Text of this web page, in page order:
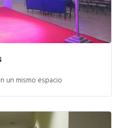
un mismo espacio